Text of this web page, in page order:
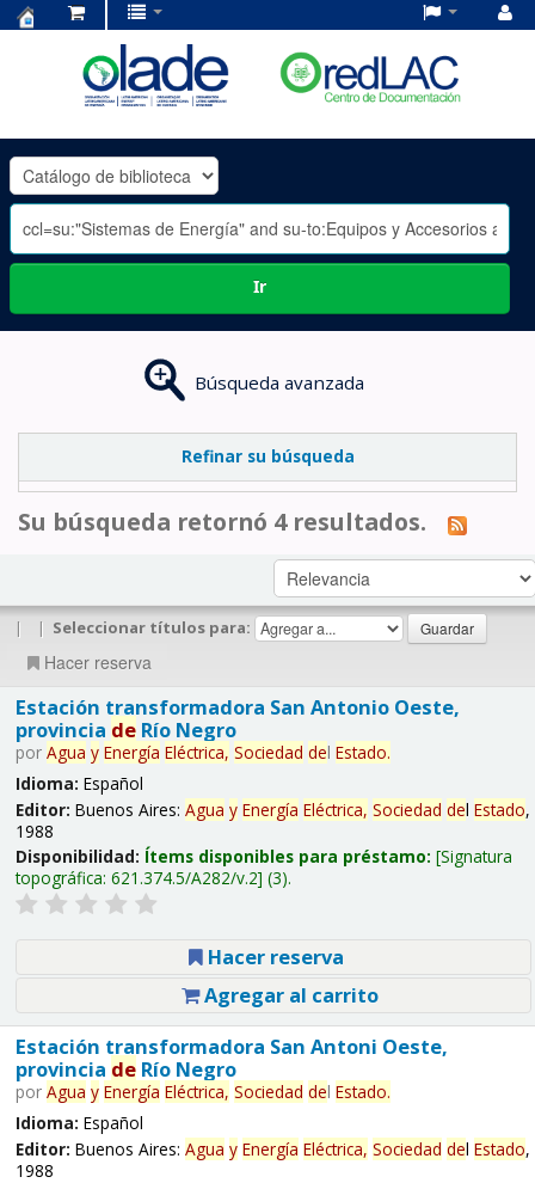
OLADE
-
Ir
Búsqueda avanzada
Refinar su búsqueda
Su búsqueda retornó 4 resultados.
| | Seleccionar títulos para:
Hacer reserva
Estación transformadora San Antonio Oeste,
provincia deRío Negro
por Agua y Energía Eléctrica, Sociedad del Estado.
Idioma: Español
Editor: Buenos Aires: Agua y Energía Eléctrica, Sociedad del Estado,
1988
Disponibilidad: Ítems disponibles para préstamo: Signatura
topográfica: 621.374.5/A282/v.2 (3).
Hacer reserva
Agregar al carrito
Estación transformadora San Antoni Oeste,
provincia deRío Negro
por Agua y Energía Eléctrica, Sociedad del Estado.
Idioma: Español
Editor: Buenos Aires: Agua y Energía Eléctrica, Sociedad del Estado,
1988